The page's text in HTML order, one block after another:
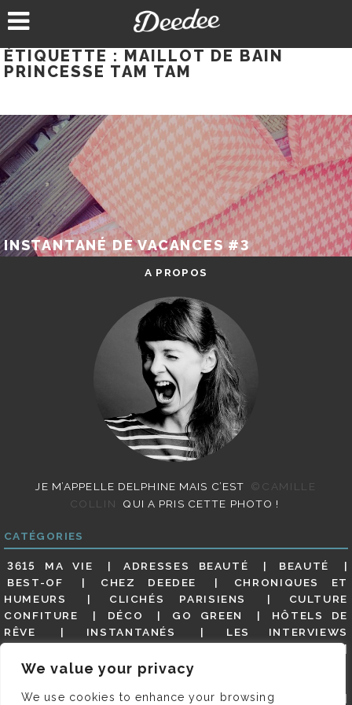
We value your privacy
We use cookies to enhance your browsing
au
ÉTIQUETTE : MAILLOT DE BAIN
PRINCESSE TAM TAM
INSTANTANÉ DE VACANCES #3
A PROPOS
JE M’APPELLE DELPHINE MAIS C’EST
©CAMILLE
COLLIN
QUI A PRIS CETTE PHOTO !
CATÉGORIES
3615 MA VIE ADRESSES BEAUTÉ
BEAUTÉ
BEST-OF
CHEZ DEEDEE
CHRONIQUES ET
HUMEURS
CLICHÉS PARISIENS
CULTURE
CONFITURE
DÉCO GO GREEN
HÔTELS DE
RÊVE
INSTANTANÉS
LES INTERVIEWS
MES ADRESSES
MODE NON CLASSÉ
GUIDE
PARIS EN PHOTOS RESTAURANTS